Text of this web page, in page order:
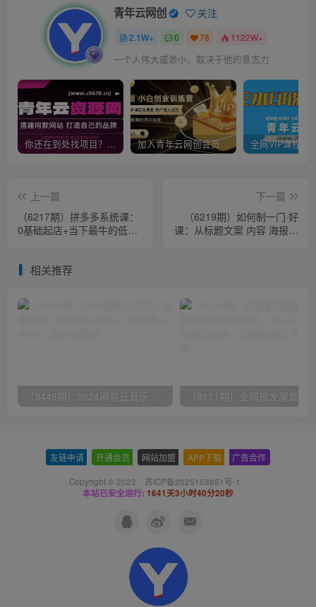
青年云网创 关注
2.1W+ 0 78 1122W+
一个人伟大或渺小，取决于他的意志力
你还在到处找项目？还在当韭菜？我靠卖项目一个月收入5万+，曾经我也是个失败者。 加入青年云网创会员，全站资源免费学习。加入高级合伙人，推广日入1000+
上一篇
（6217期）拼多多系统课：
0基础起店+当下最牛的低价
下一篇
（6219期）如何制一门·好
课：从标题文案 内容 海报，
相关推荐
友链申请 开通会员 网站加盟 APP下载 广告合作
Copyright © 2023 · 苏ICP备2025153851号-1 ·
本站已安全运行: 1641天3小时40分20秒